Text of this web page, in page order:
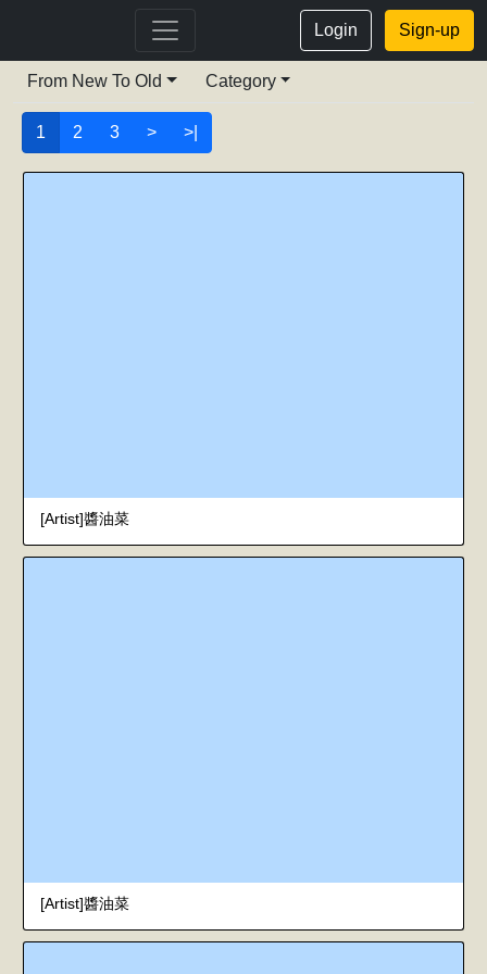
Login Sign-up
From New To Old Category
1 2 3 > >|
[Artist]醬油菜
[Artist]醬油菜